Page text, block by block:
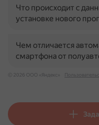
Что происходит с
установке нового
Чем отличается
смартфона от
© 2026 ООО «Яндекс»